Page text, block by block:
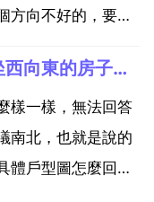
方向不好的，要看
面上來講也不好，
你不難受嗎？看你
坐西向東的房子風水怎麼樣,坐西向東的房子風水2023年新建好嗎
樣一樣，無法回答
南北，也就是說的
體戶型圖怎麼回